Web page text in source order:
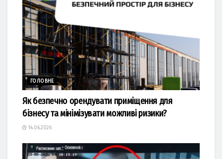
ГОЛОВНЕ
Як безпечно орендувати приміщення для
бізнесу та мінімізувати можливі ризики?
14.06.2026